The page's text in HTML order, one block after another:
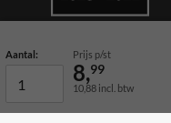
Aantal: Prijs p/st
8,99
10,88 incl. btw
© 2026